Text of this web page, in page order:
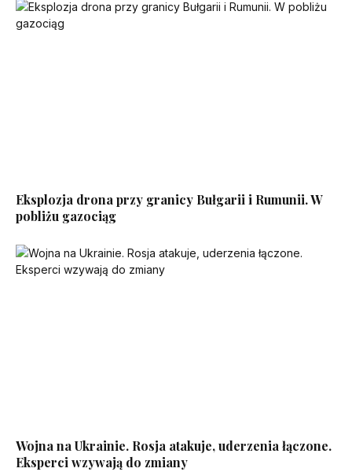
Eksplozja drona przy granicy Bułgarii i Rumunii. W
pobliżu gazociąg
Wojna na Ukrainie. Rosja atakuje, uderzenia łączone.
Eksperci wzywają do zmiany